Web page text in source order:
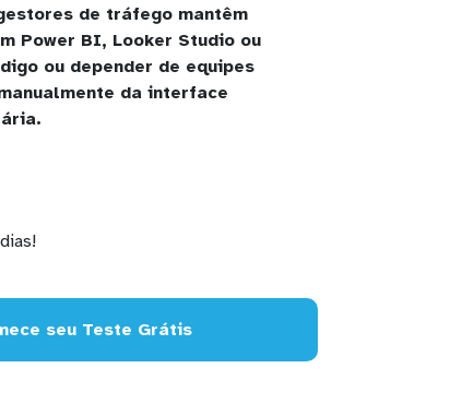
de tráfego mantêm
Power BI, Looker Studio ou
ou depender de equipes
da interface
seu Teste Grátis